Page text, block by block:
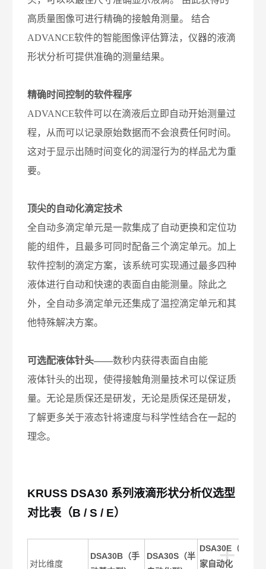
高质量图像可进行精确的接触角测量。 结合
ADVANCE软件的智能图像评估算法，仪器的液滴
形状分析可提供准确的测量结果。
精确时间控制的软件程序
ADVANCE软件可以在滴液后立即自动开始测量过
程，从而可以记录原始数据而不会浪费任何时间。
这对于显示出随时间变化的润湿行为的样品尤为重
要。
顶尖的自动化滴定技术
全自动多滴定单元是一款集成了自动更换和定位功
能的组件，且最多可同时配备三个滴定单元。加上
软件控制的滴定方案，该系统可实现通过最多四种
液体进行自动和快速的表面自由能测量。除此之
外，全自动多滴定单元还集成了温控滴定单元和其
他特殊解决方案。
可选配液体针头——数秒内获得表面自由能
液体针头的出现，使得接触角测量技术可以保证质
量。无论是质保还是研发，无论是质保还是研发，
了解更多关于液态针将速度与科学性结合在一起的
理念。
KRUSS DSA30 系列液滴形状分析仪选型
对比表（B / S / E）
+
对比维度
DSA30B （手
DSA30S （半
DSA30E （专
家自动化